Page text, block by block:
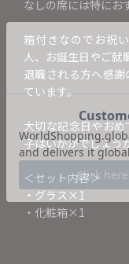
なしの席には特にお
箱付きなのでお祝
人、お誕生日やご就
退職される方へ感
ています。
大切な記念日やお
子はいかがでしょう
＜セット内容＞
・グラス×1
・化粧箱×1